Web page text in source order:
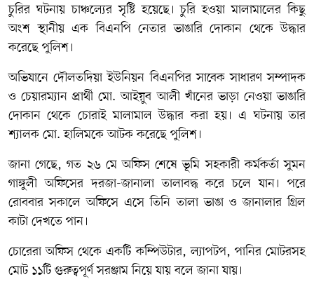
চুরির ঘটনায় চাঞ্চল্যের সৃষ্টি হয়েছে। চুরি হওয়া মালামালের কিছু
অংশ স্থানীয় এক বিএনপি নেতার ভাঙারি দোকান থেকে উদ্ধার
করেছে পুলিশ।
অভিযানে দৌলতদিয়া ইউনিয়ন বিএনপির সাবেক সাধারণ সম্পাদক
ও চেয়ারম্যান প্রার্থী মো. আইয়ুব আলী খাঁনের ভাড়া নেওয়া ভাঙারি
দোকান থেকে চোরাই মালামাল উদ্ধার করা হয়। এ ঘটনায় তার
শ্যালক মো. হালিমকে আটক করেছে পুলিশ।
জানা গেছে, গত ২৬ মে অফিস শেষে ভূমি সহকারী কর্মকর্তা সুমন
গাঙ্গুলী অফিসের দরজা-জানালা তালাবদ্ধ করে চলে যান। পরে
রোববার সকালে অফিসে এসে তিনি তালা ভাঙা ও জানালার গ্রিল
কাটা দেখতে পান।
চোরেরা অফিস থেকে একটি কম্পিউটার, ল্যাপটপ, পানির মোটরসহ
মোট ১১টি গুরুত্বপূর্ণ সরঞ্জাম নিয়ে যায় বলে জানা যায়।